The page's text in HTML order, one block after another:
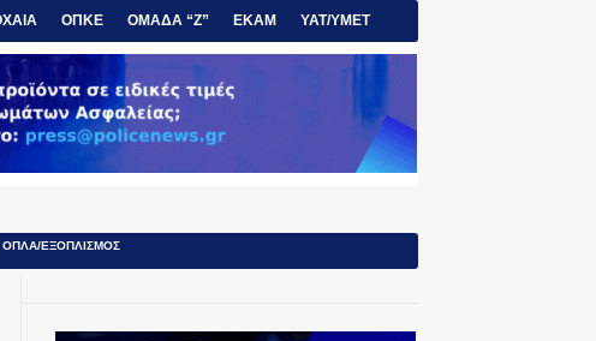
ΟΠΚΕ ΟΜΑΔΑ “Ζ” ΕΚΑΜ ΥΑΤ/ΥΜΕΤ
ΟΠΛΑ/ΕΞΟΠΛΙΣΜΟΣ